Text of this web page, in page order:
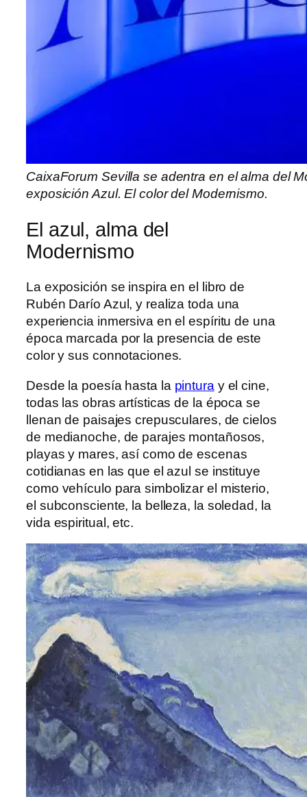
CaixaForum Sevilla se adentra en el alma del
exposición Azul. El color del Modernismo.
El azul, alma del
Modernismo
La exposición se inspira en el libro de
Rubén Darío Azul, y realiza toda una
experiencia inmersiva en el espíritu de una
época marcada por la presencia de este
color y sus connotaciones.
Desde la poesía hasta la pintura y el cine,
todas las obras artísticas de la época se
llenan de paisajes crepusculares, de cielos
de medianoche, de parajes montañosos,
playas y mares, así como de escenas
cotidianas en las que el azul se instituye
como vehículo para simbolizar el misterio,
el subconsciente, la belleza, la soledad, la
vida espiritual, etc.